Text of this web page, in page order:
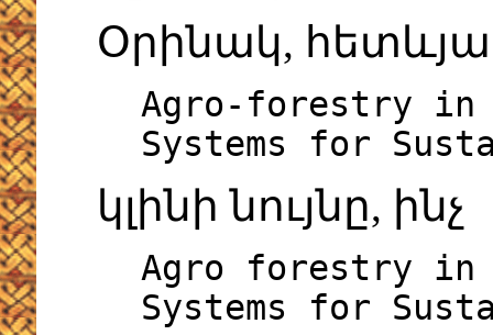
Օրինակ,
Agro-forestry
Systems for
կլինի նույնը, ինչ
Agro forestry
Systems for